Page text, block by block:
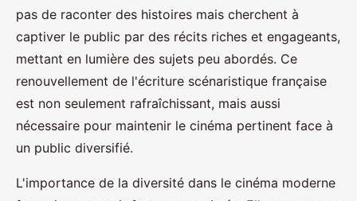
pas de raconter des histoires mais cherchent à
captiver le public par des récits riches et engageants,
mettant en lumière des sujets peu abordés. Ce
renouvellement de l'écriture scénaristique française
est non seulement rafraîchissant, mais aussi
nécessaire pour maintenir le cinéma pertinent face à
un public diversifié.
L'importance de la diversité dans le cinéma moderne